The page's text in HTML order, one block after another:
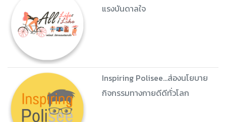
แรงบันดาลใจ
Inspiring Polisee...ส่องนโยบาย
กิจกรรมทางกายดีดีทั่วโลก